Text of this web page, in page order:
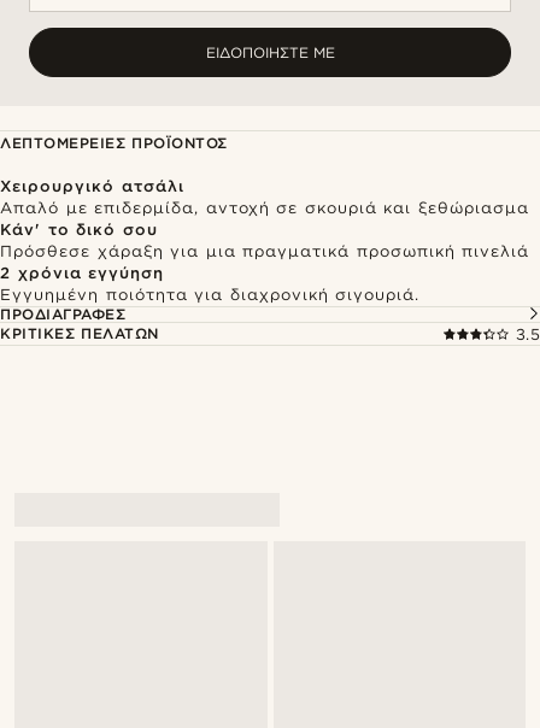
ΕΙΔΟΠΟΙΉΣΤΕ ΜΕ
ΛΕΠΤΟΜΈΡΕΙΕΣ ΠΡΟΪΌΝΤΟΣ
Χειρουργικό ατσάλι
Απαλό με επιδερμίδα, αντοχή σε σκουριά και ξεθώριασμα
Κάν' το δικό σου
Πρόσθεσε χάραξη για μια πραγματικά προσωπική πινελιά
2 χρόνια εγγύηση
Εγγυημένη ποιότητα για διαχρονική σιγουριά.
ΠΡΟΔΙΑΓΡΑΦΈΣ
ΚΡΙΤΙΚΈΣ ΠΕΛΑΤΏΝ
3.5